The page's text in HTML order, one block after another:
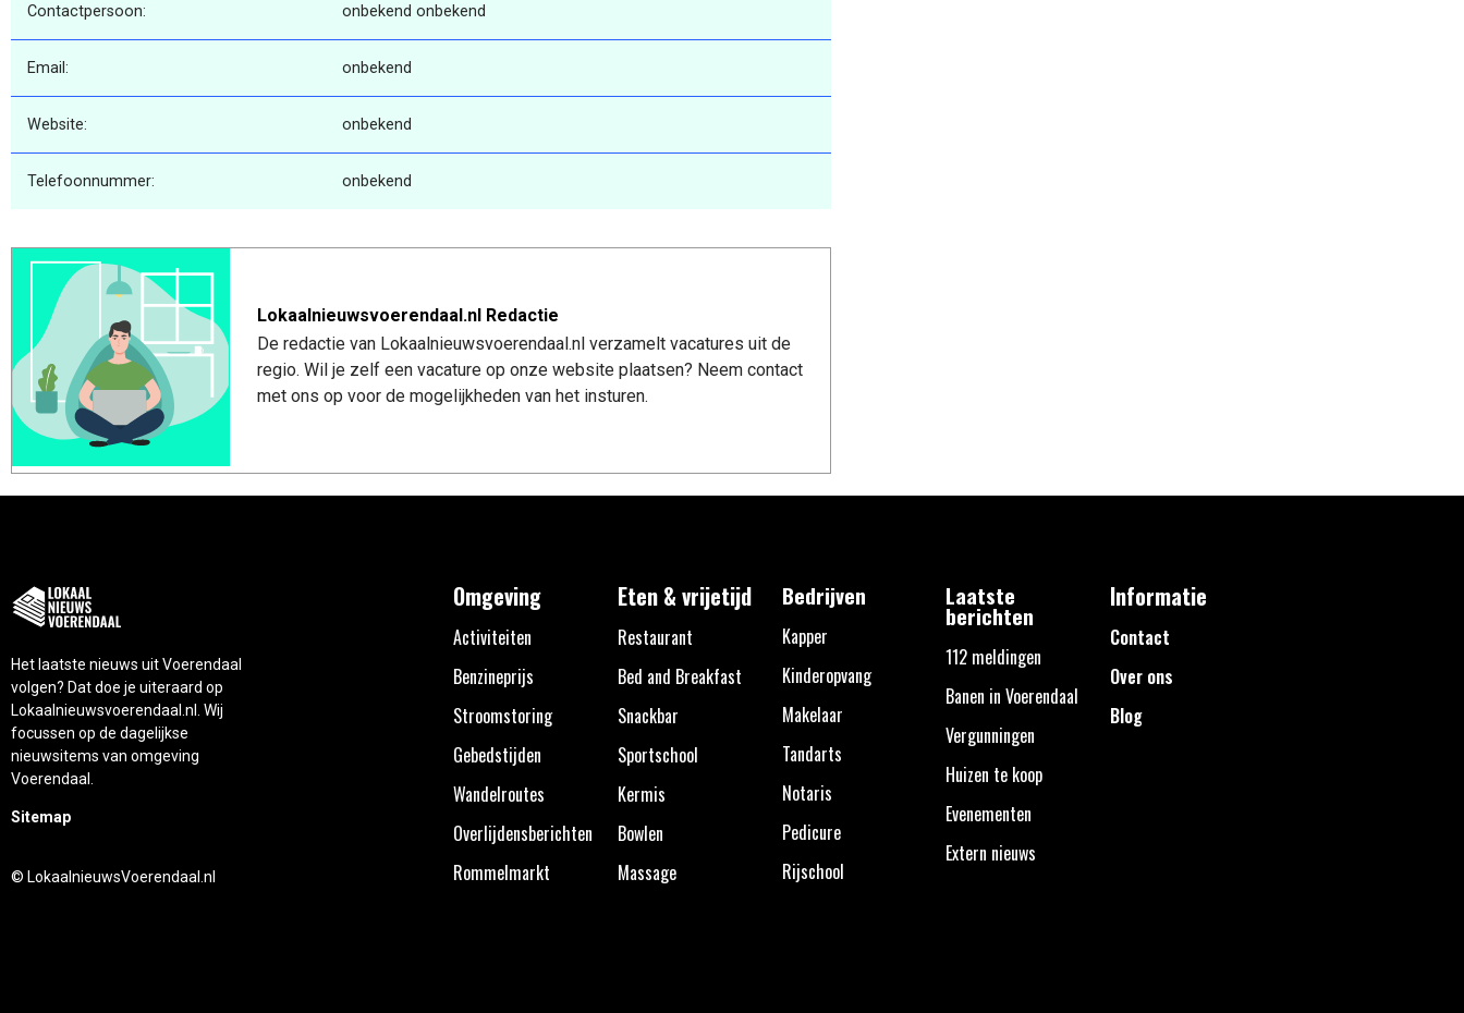
Contactpersoon: onbekend onbekend
Email: onbekend
Website: onbekend
Telefoonnummer: onbekend
Lokaalnieuwsvoerendaal.nl Redactie
De redactie van Lokaalnieuwsvoerendaal.nl verzamelt vacatures uit de
regio. Wil je zelf een vacature op onze website plaatsen? Neem contact
met ons op voor de mogelijkheden van het insturen.
Het laatste nieuws uit Voerendaal
volgen? Dat doe je uiteraard op
Lokaalnieuwsvoerendaal.nl. Wij
focussen op de dagelijkse
nieuwsitems van omgeving
Voerendaal.
Sitemap
© LokaalnieuwsVoerendaal.nl
Omgeving
Activiteiten
Benzineprijs
Stroomstoring
Gebedstijden
Wandelroutes
Overlijdensberichten
Rommelmarkt
Eten & vrijetijd
Restaurant
Bed and Breakfast
Snackbar
Sportschool
Kermis
Bowlen
Massage
Bedrijven
Kapper
Kinderopvang
Makelaar
Tandarts
Notaris
Pedicure
Rijschool
Laatste
berichten
112 meldingen
Banen in Voerendaal
Vergunningen
Huizen te koop
Evenementen
Extern nieuws
Informatie
Contact
Over ons
Blog